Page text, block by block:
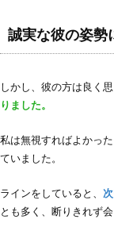
誠実な彼の姿勢
しかし、彼の方は良く
りました。
私は無視すればよかっ
ていました。
ラインをしていると、
とも多く、断りきれず